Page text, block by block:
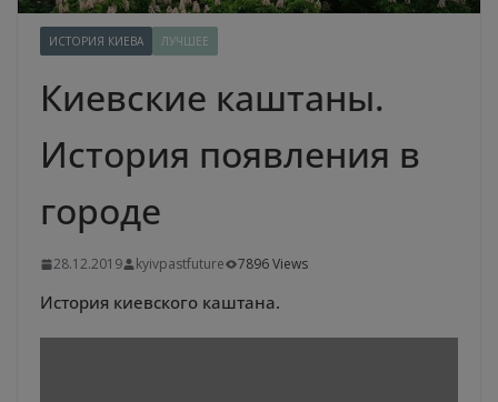
ИСТОРИЯ КИЕВА ЛУЧШЕЕ
Киевские каштаны.
История появления в
городе
28.12.2019 kyivpastfuture 7896 Views
История киевского каштана.